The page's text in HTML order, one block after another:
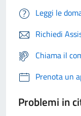
Leggi le
Richiedi
Chiama il
Prenota un
Problemi in